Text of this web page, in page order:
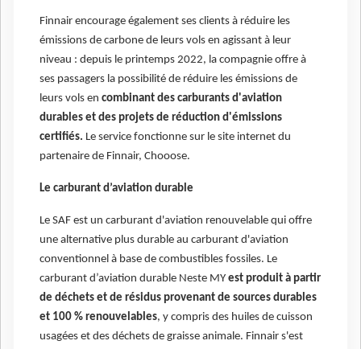
Finnair encourage également ses clients à réduire les
émissions de carbone de leurs vols en agissant à leur
niveau : depuis le printemps 2022, la compagnie offre à
ses passagers la possibilité de réduire les émissions de
leurs vols en combinant des carburants d'aviation
durables et des projets de réduction d'émissions
certifiés. Le service fonctionne sur le site internet du
partenaire de Finnair, Chooose.
Le carburant d’aviation durable
Le SAF est un carburant d'aviation renouvelable qui offre
une alternative plus durable au carburant d'aviation
conventionnel à base de combustibles fossiles. Le
carburant d’aviation durable Neste MY est produit à partir
de déchets et de résidus provenant de sources durables
et 100 % renouvelables, y compris des huiles de cuisson
usagées et des déchets de graisse animale. Finnair s'est